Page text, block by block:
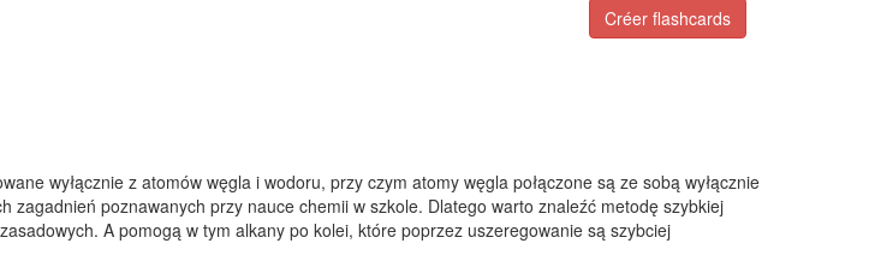
Créer flashcards
wyłącznie z atomów węgla i wodoru, przy czym atomy węgla połączone są ze sobą wyłącznie
zagadnień poznawanych przy nauce chemii w szkole. Dlatego warto znaleźć metodę szybkiej
A pomogą w tym alkany po kolei, które poprzez uszeregowanie są szybciej